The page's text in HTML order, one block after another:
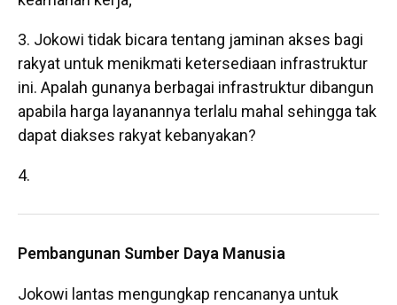
Jokowi tidak bicara tentang jaminan akses bagi
rakyat untuk menikmati ketersediaan infrastruktur
ini. Apalah gunanya berbagai infrastruktur dibangun
apabila harga layanannya terlalu mahal sehingga tak
dapat diakses rakyat kebanyakan?
Pembangunan Sumber Daya Manusia
Jokowi lantas mengungkap rencananya untuk